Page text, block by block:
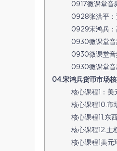
0917微课堂音
0928张洪平：
0929宋鸿兵：
0930微课堂音
0930微课堂音
0930微课堂音
04.宋鸿兵货币市场核
核心课程1：
核心课程10.市
核心课程11.东
核心课程12.主
核心课程1美